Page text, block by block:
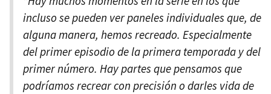
incluso se pueden ver paneles individuales que, de
alguna manera, hemos recreado. Especialmente
del primer episodio de la primera temporada y del
primer número. Hay partes que pensamos que
podríamos recrear con precisión o darles vida de